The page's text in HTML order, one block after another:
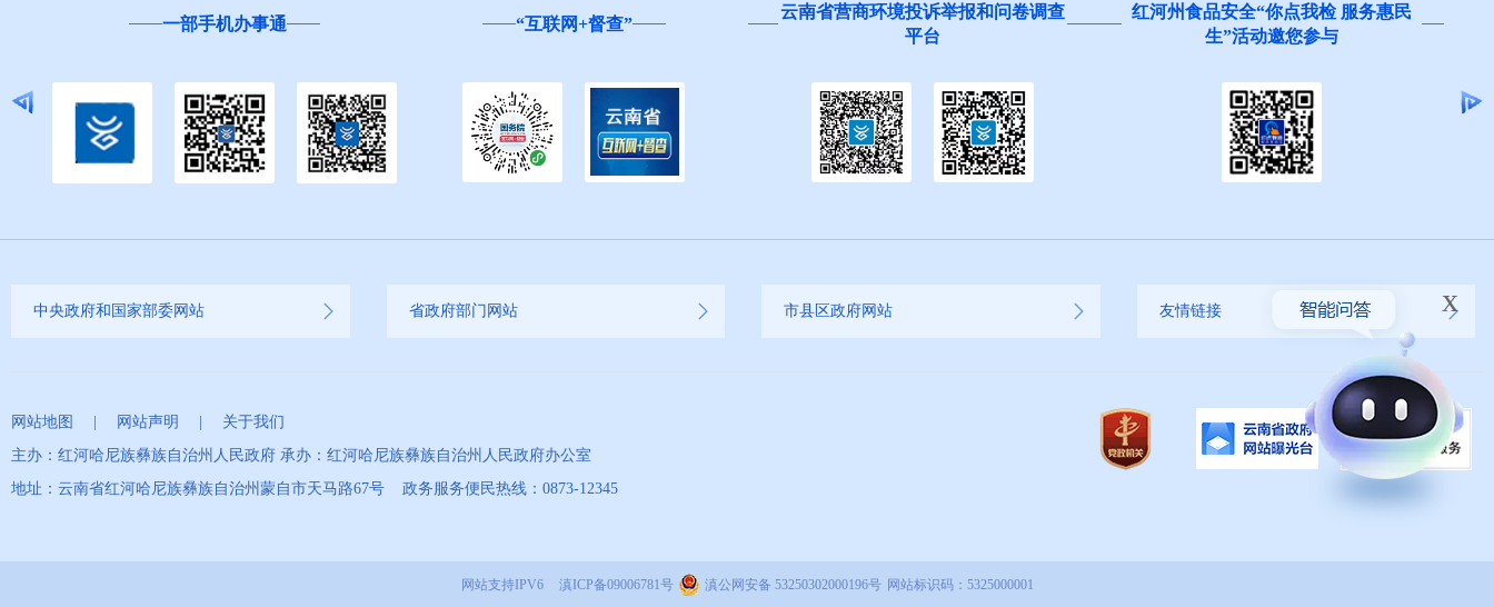
“互联网+督查”
云南省营商环境投诉举报和问卷调查
平台
红河州食品安全“你点我检 服务惠民
生”活动邀您参与
阻碍民营经济发展壮大问题线索征
集
中央政府和国家部委网站 省政府部门网站 市县区政府网站 友情链接
网站地图 | 网站声明 | 关于我们
主办：红河哈尼族彝族自治州人民政府 承办：红河哈尼族彝族自治州人民政府办公室
地址：云南省红河哈尼族彝族自治州蒙自市天马路67号 政务服务便民热线：0873-12345
x
网站支持IPV6 滇ICP备09006781号 滇公网安备 53250302000196号 网站标识码：5325000001